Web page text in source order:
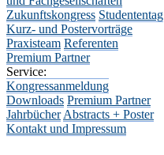
Zukunftskongress Studententag
Kurz- und Postervorträge
Praxisteam Referenten
Premium Partner
Service:
Kongressanmeldung
Downloads Premium Partner
Jahrbücher Abstracts + Poster
Kontakt und Impressum